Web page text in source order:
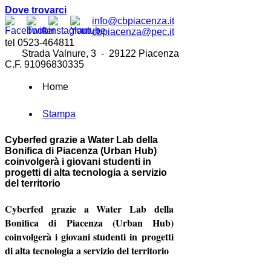
Dove trovarci
info@cbpiacenza.it
cbpiacenza@pec.it
tel 0523-464811
Strada Valnure, 3 - 29122 Piacenza
C.F. 91096830335
Home
Stampa
Cyberfed grazie a Water Lab della
Bonifica di Piacenza (Urban Hub)
coinvolgerà i giovani studenti in
progetti di alta tecnologia a servizio
del territorio
Cyberfed grazie a Water Lab della
Bonifica di Piacenza (Urban Hub)
coinvolgerà i giovani studenti in progetti
di alta tecnologia a servizio del territorio